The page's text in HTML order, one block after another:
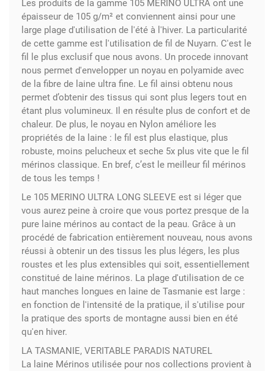
Les produits de la gamme 105 MERINO ULTRA ont une
épaisseur de 105 g/m² et conviennent ainsi pour une
large plage d'utilisation de l'été à l'hiver. La particularité
de cette gamme est l'utilisation de fil de Nuyarn. C'est le
fil le plus exclusif que nous avons. Un procede innovant
nous permet d'envelopper un noyau en polyamide avec
de la fibre de laine ultra fine. Le fil ainsi obtenu nous
permet d’obtenir des tissus qui sont plus legers tout en
étant plus volumineux. Il en résulte plus de confort et de
chaleur. De plus, le noyau en Nylon améliore les
propriétés de la laine : le fil est plus elastique, plus
robuste, moins pelucheux et seche 5x plus vite que le fil
mérinos classique. En bref, c’est le meilleur fil mérinos
de tous les temps !
Le 105 MERINO ULTRA LONG SLEEVE est si léger que
vous aurez peine à croire que vous portez presque de la
pure laine mérinos au contact de la peau. Grâce à un
procédé de fabrication entièrement nouveau, nous avons
réussi à obtenir un des tissus les plus légers, les plus
roustes et les plus extensibles qui soit, essentiellement
constitué de laine mérinos. La plage d'utilisation de ce
haut manches longues en laine de Tasmanie est large :
en fonction de l'intensité de la pratique, il s'utilise pour
la pratique des sports de montagne aussi bien en été
qu'en hiver.
LA TASMANIE, VERITABLE PARADIS NATUREL
La laine Mérinos utilisée pour nos collections provient à